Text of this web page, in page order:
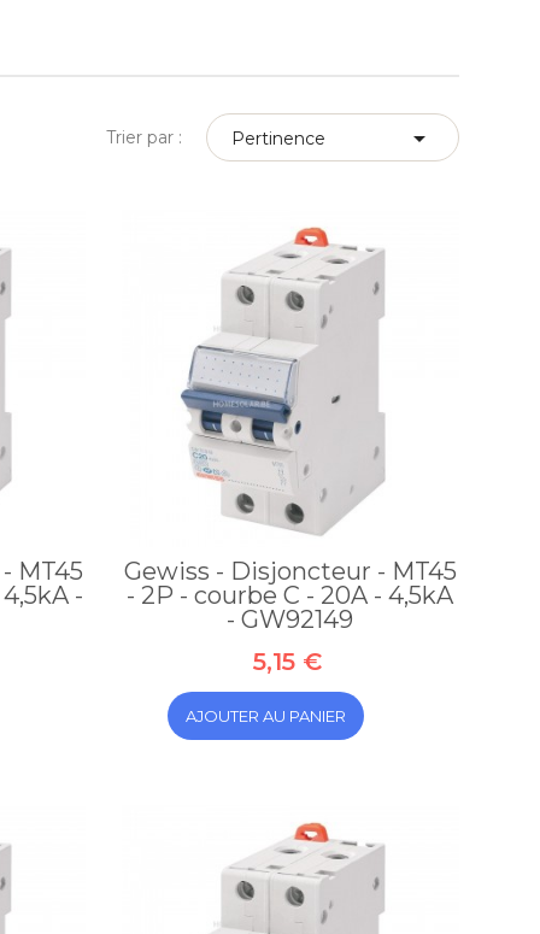
Trier par : Pertinence 
MT45
-
Gewiss - Disjoncteur - MT45
- 2P - courbe C - 20A - 4,5kA
- GW92149
5,15 €
AJOUTER AU PANIER